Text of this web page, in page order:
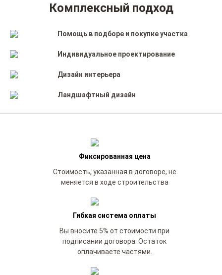
Комплексный подход
Помощь в подборе и покупке участка
Индивидуальное проектирование
Дизайн интерьера
Ландшафтный дизайн
Фиксированная цена
Стоимость, указанная в договоре, не
меняется в ходе строительства
Гибкая система оплаты
Вы вносите 5% от стоимости при
подписании договора. Остаток
оплачиваете частями.